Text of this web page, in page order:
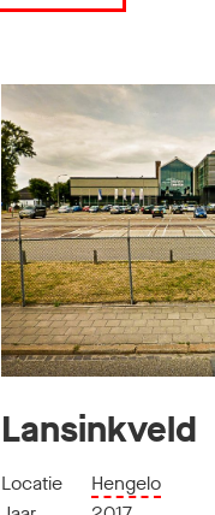
Lansinkveld
Locatie
Hengelo